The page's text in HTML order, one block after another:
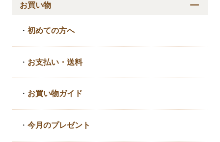
お買い物
・初めての方へ
・ お支払い・送料
・ お買い物ガイド
・今月のプレゼント